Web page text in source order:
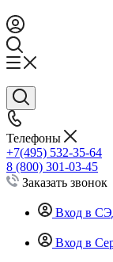
Телефоны
+7(495) 532-35-64
8 (800) 301-03-45
Заказать звонок
Вход в
Вход в